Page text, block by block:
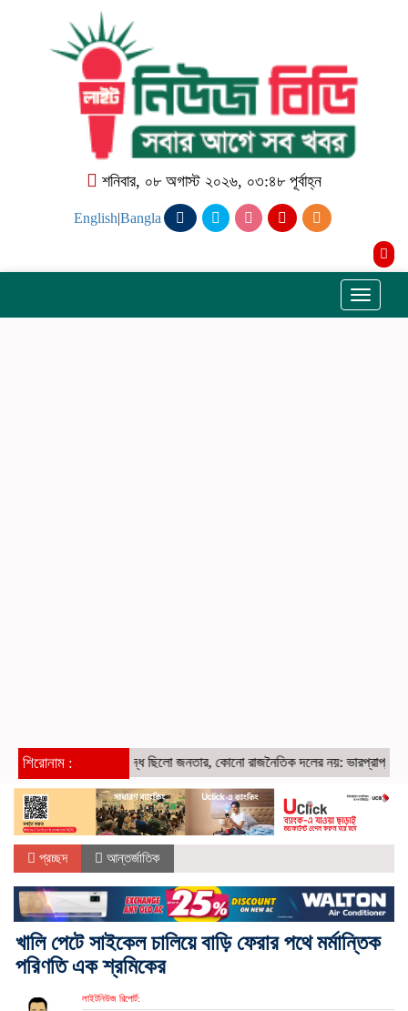
শনিবার, ০৮ অগাস্ট ২০২৬, ০৩:৪৮ পূর্বাহ্ন
English|Bangla
Toggle
শিরোনাম :মুক্তিযুদ্ধ ছিলো জনতার, কোনো রাজনৈতিক দলের নয়: ভারপ্রাপ্ত রাষ্ট্রপতি
প্রচ্ছদ আন্তর্জাতিক
খালি পেটে সাইকেল চালিয়ে বাড়ি ফেরার পথে মর্মান্তিক
পরিণতি এক শ্রমিকের
লাইটনিউজ রিপোর্ট: